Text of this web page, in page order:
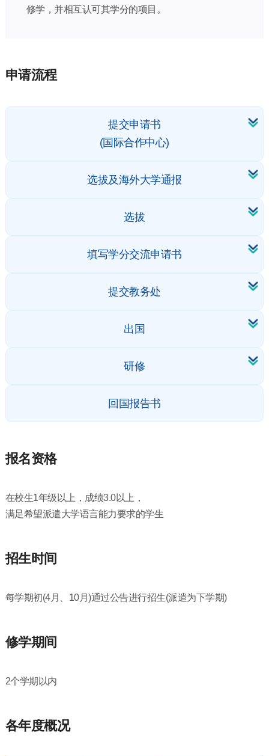
修学，并相互认可其学分的项目。
申请流程
提交申请书
(国际合作中心)
选拔及海外大学通报
选拔
填写学分交流申请书
提交教务处
出国
研修
回国报告书
报名资格
在校生1年级以上，成绩3.0以上，
满足希望派遣大学语言能力要求的学生
招生时间
每学期初(4月、10月)通过公告进行招生(派遣为下学期)
修学期间
2个学期以内
各年度概况